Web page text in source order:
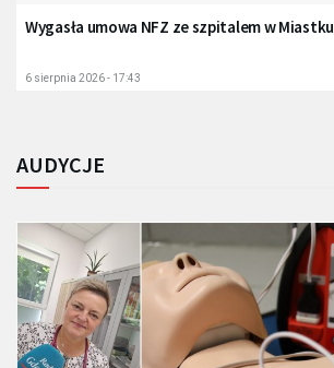
Wygasła umowa NFZ ze szpitalem w Miastku
6 sierpnia 2026 - 17:43
AUDYCJE